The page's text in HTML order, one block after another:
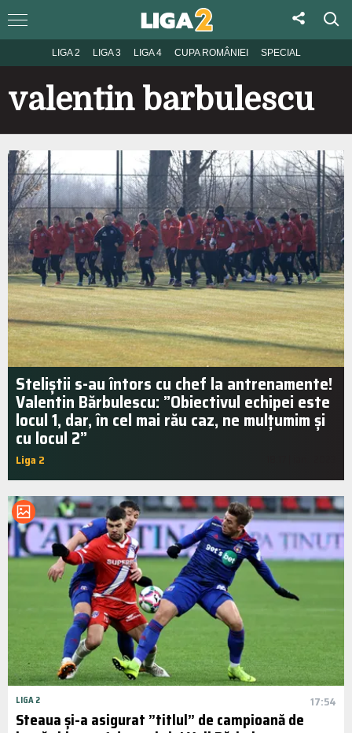
LIGA 2 LIGA 3 LIGA 4 CUPA ROMÂNIEI SPECIAL
valentin barbulescu
Steliștii s-au întors cu chef la antrenamente!
Valentin Bărbulescu: ”Obiectivul echipei este
locul 1, dar, în cel mai rău caz, ne mulțumim și
cu locul 2”
Liga 2
LIGA 2 17:54
Steaua și-a asigurat ”titlul” de campioană de